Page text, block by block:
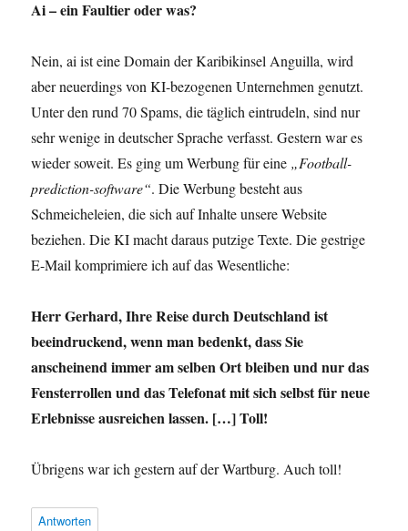
Ai – ein Faultier oder was?
Nein, ai ist eine Domain der Karibikinsel Anguilla, wird
aber neuerdings von KI-bezogenen Unternehmen genutzt.
Unter den rund 70 Spams, die täglich eintrudeln, sind nur
sehr wenige in deutscher Sprache verfasst. Gestern war es
wieder soweit. Es ging um Werbung für eine „Football-
prediction-software“. Die Werbung besteht aus
Schmeicheleien, die sich auf Inhalte unsere Website
beziehen. Die KI macht daraus putzige Texte. Die gestrige
E-Mail komprimiere ich auf das Wesentliche:
Herr Gerhard, Ihre Reise durch Deutschland ist
beeindruckend, wenn man bedenkt, dass Sie
anscheinend immer am selben Ort bleiben und nur das
Fensterrollen und das Telefonat mit sich selbst für neue
Erlebnisse ausreichen lassen. […] Toll!
Übrigens war ich gestern auf der Wartburg. Auch toll!
Antworten